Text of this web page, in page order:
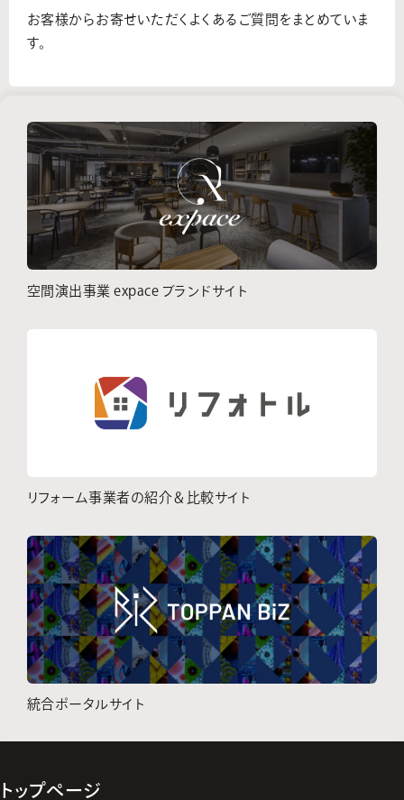
お客様からお寄せいただくよくあるご質問をまとめていま
す。
空間演出事業 expace ブランドサイト
リフォーム事業者の紹介＆比較サイト
統合ポータルサイト
トップページ